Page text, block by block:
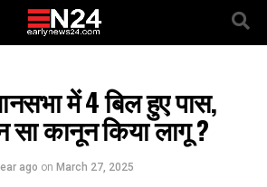
में 4 बिल हुए पास,
कानून किया लागू ?
ago on March 27, 2025